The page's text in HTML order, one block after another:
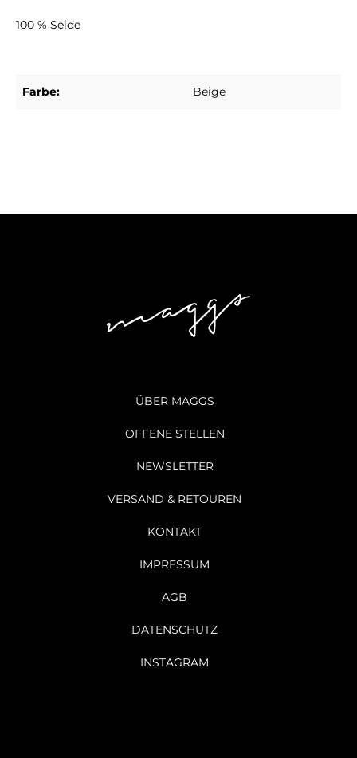
100 % Seide
Farbe: Beige
ÜBER MAGGS
OFFENE STELLEN
NEWSLETTER
VERSAND & RETOUREN
KONTAKT
IMPRESSUM
AGB
DATENSCHUTZ
INSTAGRAM